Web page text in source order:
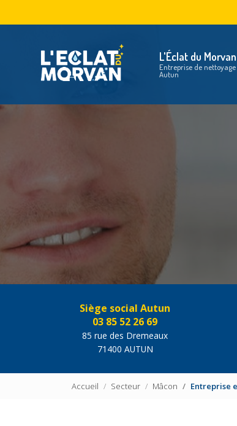
L'Éclat du Morvan
Entreprise de nettoyage à
Autun
Siège social Autun
03 85 52 26 69
85 rue des Dremeaux
71400 AUTUN
Accueil Secteur Mâcon Entreprise